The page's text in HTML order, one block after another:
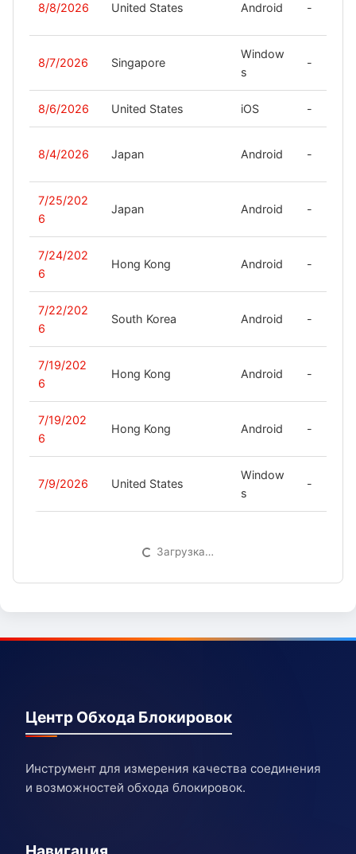
8/8/2026 United States Android -
8/7/2026 Singapore
Window
s
-
8/6/2026 United States iOS -
8/4/2026 Japan Android -
7/25/202
6
Japan Android -
7/24/202
6
Hong Kong Android -
7/22/202
6
South Korea Android -
7/19/202
6
Hong Kong Android -
7/19/202
6
Hong Kong Android -
7/9/2026 United States
Window
s
-
Загрузка…
Центр Обхода Блокировок
Инструмент для измерения качества соединения
и возможностей обхода блокировок.